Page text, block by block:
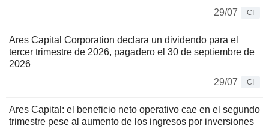
29/07
CI
Ares Capital Corporation declara un dividendo para el
tercer trimestre de 2026, pagadero el 30 de septiembre de
2026
29/07
CI
Ares Capital: el beneficio neto operativo cae en el segundo
trimestre pese al aumento de los ingresos por inversiones